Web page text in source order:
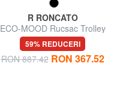
R RONCATO
ECO-MOOD Rucsac Trolley
Underseater
59% REDUCERI
RON 887.42 RON 367.52